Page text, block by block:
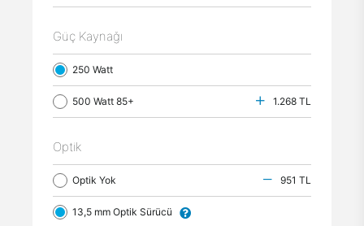
Güç Kaynağı
250 Watt
500 Watt 85+ 1.268 TL
Optik
Optik Yok 951 TL
13,5 mm Optik Sürücü